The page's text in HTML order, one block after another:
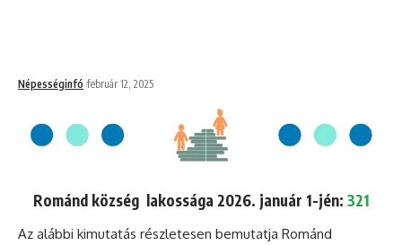
Népességinfó február 12, 2025
Románd község lakossága 2026. január 1-jén: 321
Az alábbi kimutatás részletesen bemutatja Románd